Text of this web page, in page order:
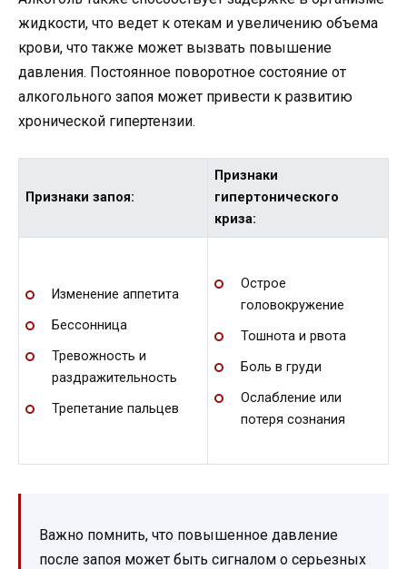
жидкости, что ведет к отекам и увеличению объема
крови, что также может вызвать повышение
давления. Постоянное поворотное состояние от
алкогольного запоя может привести к развитию
хронической гипертензии.
Признаки запоя:
Признаки
гипертонического
криза:
Изменение аппетита
Бессонница
Тревожность и
раздражительность
Трепетание пальцев
Острое
головокружение
Тошнота и рвота
Боль в груди
Ослабление или
потеря сознания
Важно помнить, что повышенное давление
после запоя может быть сигналом о серьезных